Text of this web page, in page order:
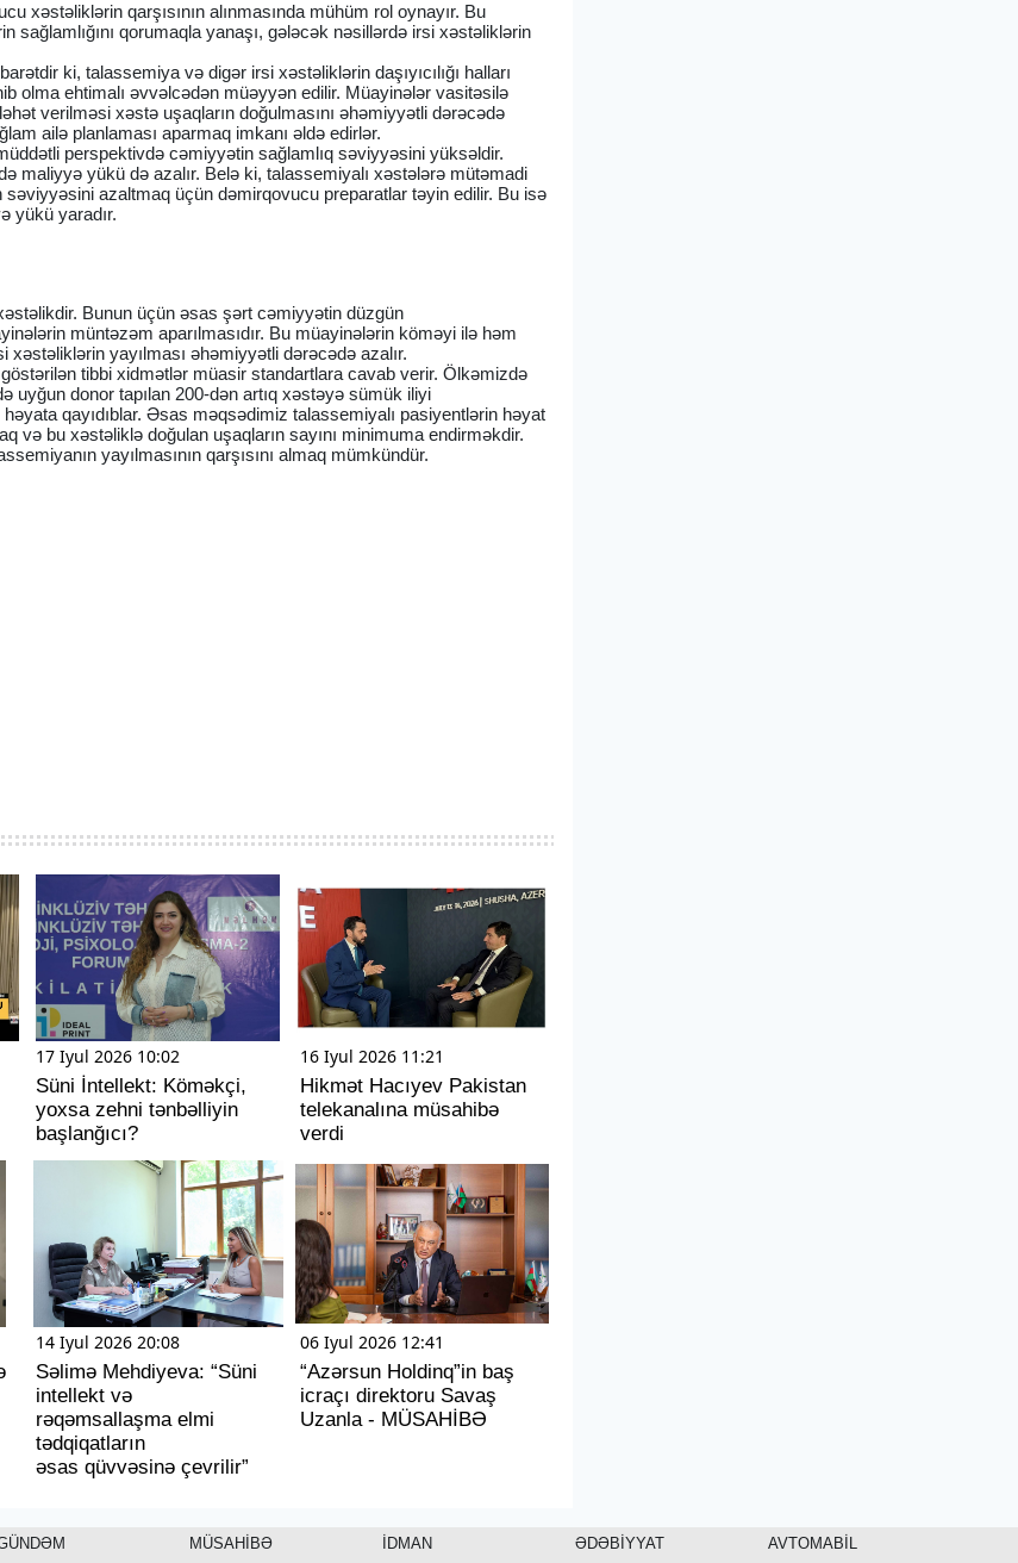
xəstəliklərin qarşısının alınmasında mühüm rol oynayır. Bu
sağlamlığını qorumaqla yanaşı, gələcək nəsillərdə irsi xəstəliklərin
ki, talassemiya və digər irsi xəstəliklərin daşıyıcılığı halları
olma ehtimalı əvvəlcədən müəyyən edilir. Müayinələr vasitəsilə
verilməsi xəstə uşaqların doğulmasını əhəmiyyətli dərəcədə
ailə planlaması aparmaq imkanı əldə edirlər.
perspektivdə cəmiyyətin sağlamlıq səviyyəsini yüksəldir.
maliyyə yükü də azalır. Belə ki, talassemiyalı xəstələrə mütəmadi
səviyyəsini azaltmaq üçün dəmirqovucu preparatlar təyin edilir. Bu isə
yükü yaradır.
Bunun üçün əsas şərt cəmiyyətin düzgün
müntəzəm aparılmasıdır. Bu müayinələrin köməyi ilə həm
yayılması əhəmiyyətli dərəcədə azalır.
tibbi xidmətlər müasir standartlara cavab verir. Ölkəmizdə
uyğun donor tapılan 200-dən artıq xəstəyə sümük iliyi
qayıdıblar. Əsas məqsədimiz talassemiyalı pasiyentlərin həyat
və bu xəstəliklə doğulan uşaqların sayını minimuma endirməkdir.
yayılmasının qarşısını almaq mümkündür.
17 Iyul 2026 10:02
Süni İntellekt: Köməkçi,
yoxsa zehni tənbəlliyin
başlanğıcı?
16 Iyul 2026 11:21
Hikmət Hacıyev Pakistan
telekanalına müsahibə
verdi
14 Iyul 2026 20:08
Səlimə Mehdiyeva: “Süni
intellekt və
rəqəmsallaşma elmi
tədqiqatların
əsas qüvvəsinə çevrilir”
06 Iyul 2026 12:41
“Azərsun Holdinq”in baş
icraçı direktoru Savaş
Uzanla - MÜSAHİBƏ
MÜSAHİBƏ İDMAN ƏDƏBİYYAT AVTOMABİL